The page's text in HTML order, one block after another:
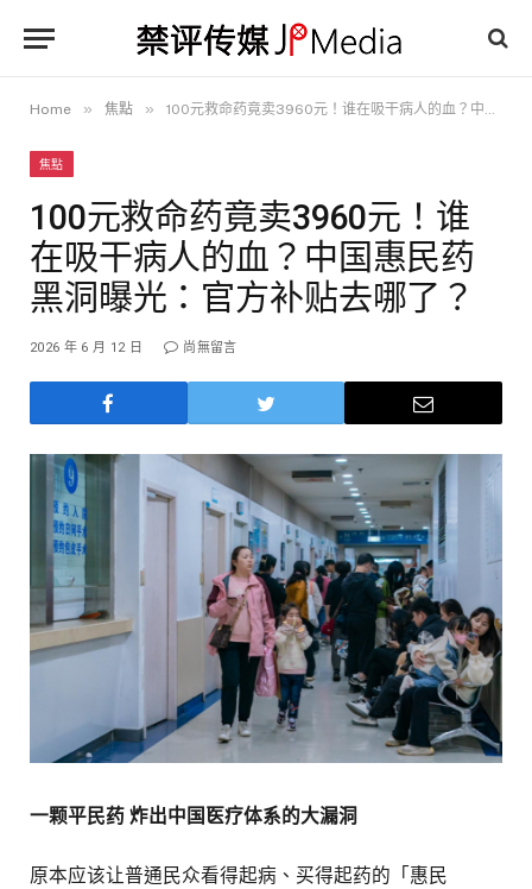
Home » 焦點 » 100元救命药竟卖3960元！谁在吸干病人的血？中国惠民药黑洞曝光：官方补贴去哪了？
焦點
100元救命药竟卖3960元！谁
在吸干病人的血？中国惠民药
黑洞曝光：官方补贴去哪了？
2026 年 6 月 12 日 尚無留言
一颗平民药 炸出中国医疗体系的大漏洞
原本应该让普通民众看得起病、买得起药的「惠民